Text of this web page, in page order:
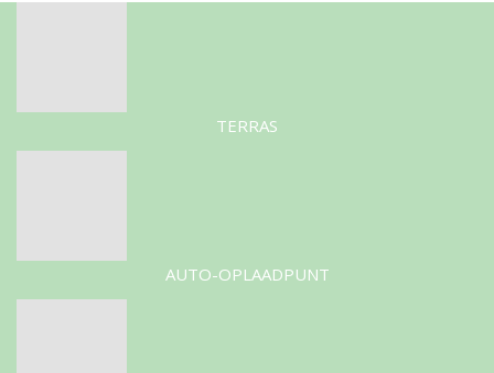
TERRAS
AUTO-OPLAADPUNT